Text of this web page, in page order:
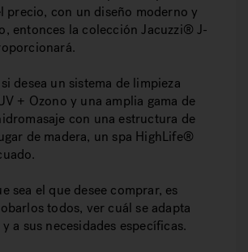
precio, con un diseño moderno y
entonces la colección Jacuzzi® J-
desea un sistema de limpieza
+ Ozono y una amplia gama de
con una estructura de
de madera, un spa HighLife®
sea el que desee comprar, es
todos, ver cuál se adapta
a sus necesidades específicas.